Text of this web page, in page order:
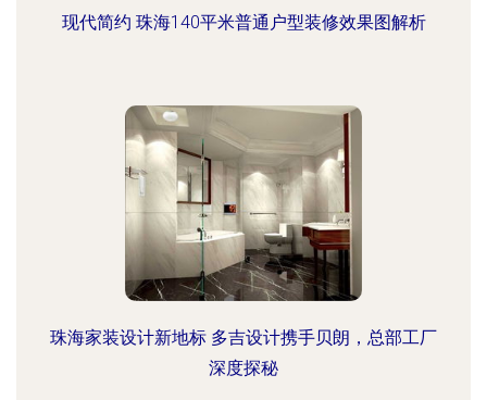
现代简约 珠海140平米普通户型装修效果图解析
珠海家装设计新地标 多吉设计携手贝朗，总部工厂
深度探秘